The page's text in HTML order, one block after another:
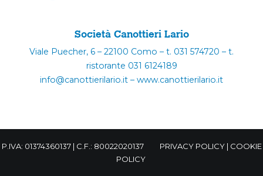
Società Canottieri Lario
Viale Puecher, 6 – 22100 Como – t. 031 574720 – t.
ristorante 031 6124189
info@canottierilario.it – www.canottierilario.it
P.IVA: 01374360137 | C.F.: 80022020137 PRIVACY POLICY| COOKIE
POLICY